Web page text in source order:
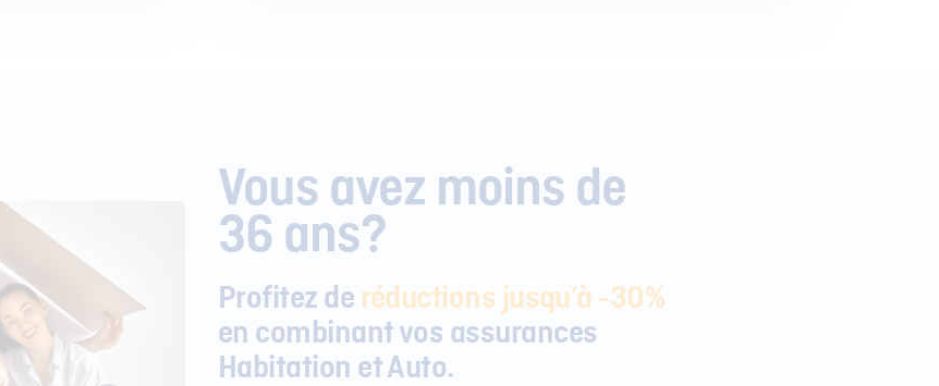
Vous avez moins de
36 ans?
Profitez de réductions jusqu’à -30%
en combinant vos assurances
Habitation et Auto.